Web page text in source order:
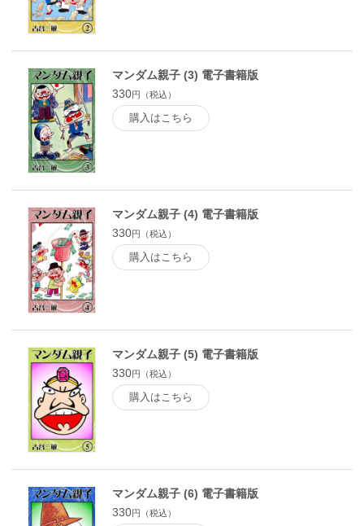
マンダム親子 (3) 電子書籍版
330円（税込）
購入はこちら
マンダム親子 (4) 電子書籍版
330円（税込）
購入はこちら
マンダム親子 (5) 電子書籍版
330円（税込）
購入はこちら
マンダム親子 (6) 電子書籍版
330円（税込）